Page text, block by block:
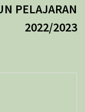
PELAJARAN
2022/2023